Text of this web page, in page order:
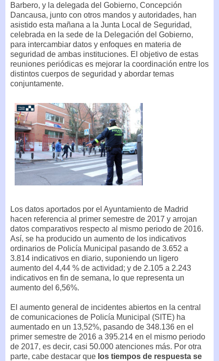
Barbero, y la delegada del Gobierno, Concepción
Dancausa, junto con otros mandos y autoridades, han
asistido esta mañana a la Junta Local de Seguridad,
celebrada en la sede de la Delegación del Gobierno,
para intercambiar datos y enfoques en materia de
seguridad de ambas instituciones. El objetivo de estas
reuniones periódicas es mejorar la coordinación entre los
distintos cuerpos de seguridad y abordar temas
conjuntamente.
Los datos aportados por el Ayuntamiento de Madrid
hacen referencia al primer semestre de 2017 y arrojan
datos comparativos respecto al mismo periodo de 2016.
Así, se ha producido un aumento de los indicativos
ordinarios de Policía Municipal pasando de 3.652 a
3.814 indicativos en diario, suponiendo un ligero
aumento del 4,44 % de actividad; y de 2.105 a 2.243
indicativos en fin de semana, lo que representa un
aumento del 6,56%.
El aumento general de incidentes abiertos en la central
de comunicaciones de Policía Municipal (SITE) ha
aumentado en un 13,52%, pasando de 348.136 en el
primer semestre de 2016 a 395.214 en el mismo periodo
de 2017, es decir, casi 50.000 atenciones más. Por otra
parte, cabe destacar que los tiempos de respuesta se